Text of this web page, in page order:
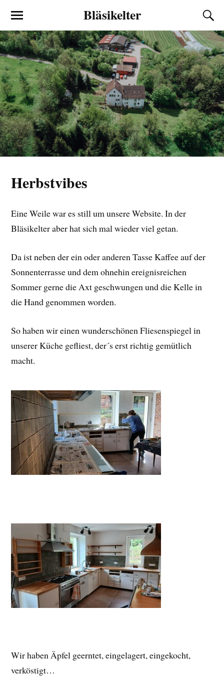
Bläsikelter
Herbstvibes
Eine Weile war es still um unsere Website. In der
Bläsikelter aber hat sich mal wieder viel getan.
Da ist neben der ein oder anderen Tasse Kaffee auf der
Sonnenterrasse und dem ohnehin ereignisreichen
Sommer gerne die Axt geschwungen und die Kelle in
die Hand genommen worden.
So haben wir einen wunderschönen Fliesenspiegel in
unserer Küche gefliest, der´s erst richtig gemütlich
macht.
Wir haben Äpfel geerntet, eingelagert, eingekocht,
verköstigt…